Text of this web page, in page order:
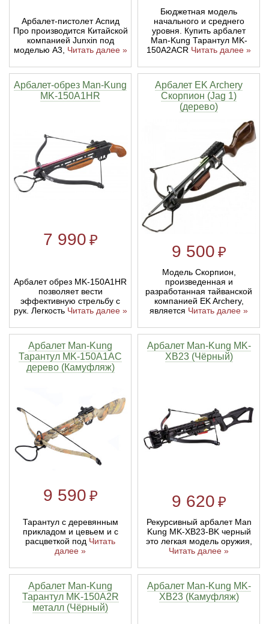
Арбалет-пистолет Аспид
Про производится Китайской
компанией Junxin под
моделью А3, Читать далее »
Бюджетная модель
начального и среднего
уровня. Купить арбалет
Man-Kung Тарантул MK-
150A2ACR Читать далее »
Арбалет-обрез Man-Kung
MK-150A1HR
7 990 ₽
Арбалет обрез MK-150A1HR
позволяет вести
эффективную стрельбу с
рук. Легкость Читать далее »
Арбалет EK Archery
Скорпион (Jag 1)
(дерево)
9 500 ₽
Модель Скорпион,
произведенная и
разработанная тайванской
компанией EK Archery,
является Читать далее »
Арбалет Man-Kung
Тарантул MK-150A1AC
дерево (Камуфляж)
9 590 ₽
Тарантул с деревянным
прикладом и цевьем и с
расцветкой под Читать
далее »
Арбалет Man-Kung MK-
XB23 (Чёрный)
9 620 ₽
Рекурсивный арбалет Man
Kung MK-XB23-BK черный
это легкая модель оружия,
Читать далее »
Арбалет Man-Kung
Тарантул MK-150A2R
металл (Чёрный)
Арбалет Man-Kung MK-
XB23 (Камуфляж)